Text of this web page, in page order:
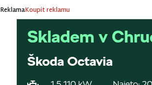
ReklamaKoupit reklamu